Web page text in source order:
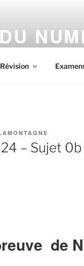
Révision
– Sujet
de